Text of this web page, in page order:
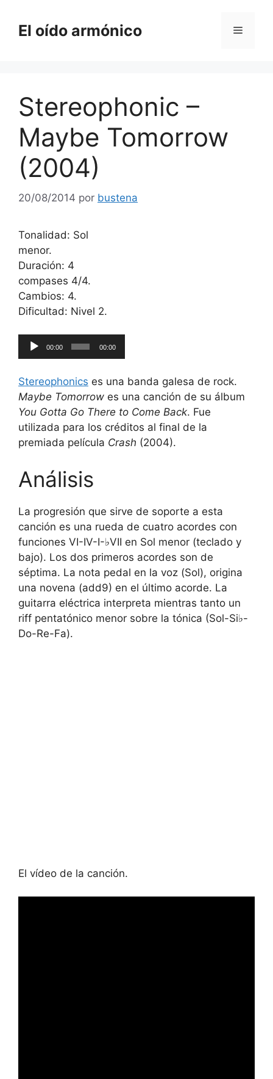
contenido
El oído armónico Menú
Stereophonic –
Maybe Tomorrow
(2004)
20/08/2014 por bustena
Tonalidad: Sol
menor.
Duración: 4
compases 4/4.
Cambios: 4.
Dificultad: Nivel 2.
Reproductor
de
00:00 00:00
Stereophonics es una banda galesa de rock.
Maybe Tomorrow es una canción de su álbum
You Gotta Go There to Come Back. Fue
utilizada para los créditos al final de la
premiada película Crash (2004).
Análisis
La progresión que sirve de soporte a esta
canción es una rueda de cuatro acordes con
funciones VI-IV-I-♭VII en Sol menor (teclado y
bajo). Los dos primeros acordes son de
séptima. La nota pedal en la voz (Sol), origina
una novena (add9) en el último acorde. La
guitarra eléctrica interpreta mientras tanto un
riff pentatónico menor sobre la tónica (Sol-Si♭-
Do-Re-Fa).
El vídeo de la canción.